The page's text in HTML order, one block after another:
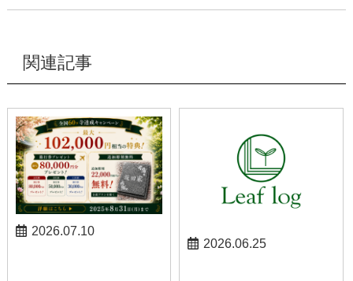
関連記事
2026.07.10
2026.06.25